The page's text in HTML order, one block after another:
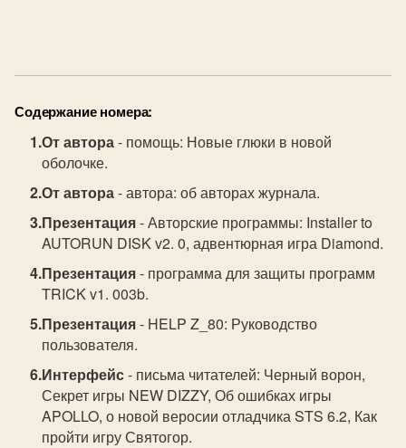
Содержание номера:
От автора- помощь: Новые глюки в новой
оболочке.
От автора- автора: об авторах журнала.
Презентация- Авторские программы: Installer to
AUTORUN DISK v2. 0, адвентюрная игра Diamond.
Презентация- программа для защиты программ
TRICK v1. 003b.
Презентация- HELP Z_80: Руководство
пользователя.
Интерфейс- письма читателей: Черный ворон,
Секрет игры NEW DIZZY, Об ошибках игры
APOLLO, о новой веросии отладчика STS 6.2, Как
пройти игру Святогор.